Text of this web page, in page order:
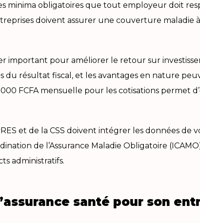
minima obligatoires que tout employeur doit
doivent assurer une couverture
important pour améliorer le retour sur
du résultat fiscal, et les avantages en nature
FCFA mensuelle pour les cotisations permet
et de la CSS doivent intégrer les données
de l’Assurance Maladie Obligatoire
administratifs.
santé pour son